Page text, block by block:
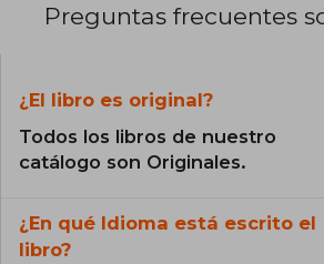
Preguntas frecuentes
¿El libro es original?
Todos los libros de nuestro
catálogo son Originales.
¿En qué Idioma está escrito el
libro?